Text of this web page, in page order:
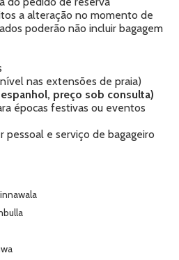
a alteração no momento de
poderão não incluir bagagem
nas extensões de praia)
preço sob consulta)
épocas festivas ou eventos
pessoal e serviço de bagageiro